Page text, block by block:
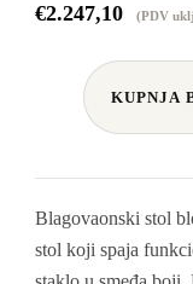
€2.247,10 (PDV
KUPNJA
Blagovaonski stol
stol koji spaja